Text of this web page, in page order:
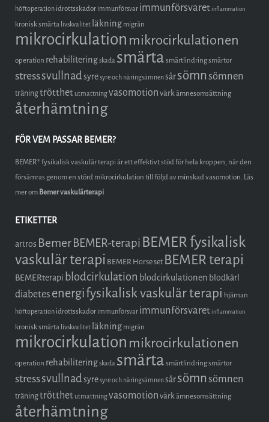
höftoperation idrottsskador immunförsvar immunförsvaret inflammation
kronisk smärta livskvalitet läkningmigrän
mikrocirkulation mikrocirkulationen
operation rehabiliteringskada smärtasmärtlindringsmärtor
stresssvullnadsyresyre och näringsämnensårsömnsömnen
träningtrötthet utmattningvasomotionvärkämnesomsättning
återhämtning
FÖR VEM PASSAR BEMER?
BEMER® fysikalisk vaskulär terapi är ett effektivt stöd för hela kroppen, när den
försämras genom en störd mikrocirkulation till följd av minskad vasomotion. Läs
mer omBemer vaskulärterapi
ETIKETTER
artros BemerBEMER-terapi BEMER fysikalisk
vaskulär terapi BEMER Horse set BEMER terapi
BEMERterapi blodcirkulation blodcirkulationen blodkärl
diabetesenergifysikalisk vaskulär terapi hjärnan
höftoperation idrottsskador immunförsvar immunförsvaret inflammation
kronisk smärta livskvalitet läkningmigrän
mikrocirkulation mikrocirkulationen
operation rehabiliteringskada smärtasmärtlindringsmärtor
stresssvullnadsyresyre och näringsämnensårsömnsömnen
träningtrötthet utmattningvasomotionvärkämnesomsättning
återhämtning